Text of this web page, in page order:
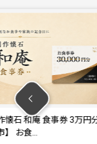
円分 【福
チケ